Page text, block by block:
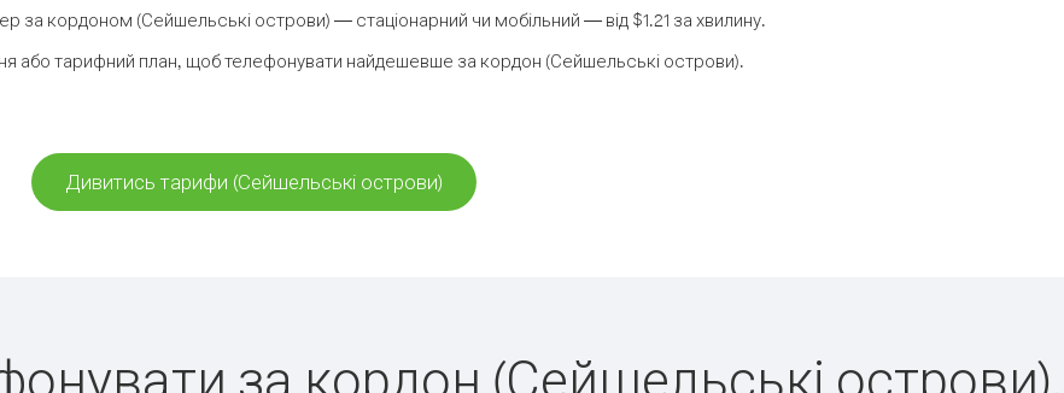
за кордоном (Сейшельські острови) — стаціонарний чи мобільний — від $1.21 за хвилину.
або тарифний план, щоб телефонувати найдешевше за кордон (Сейшельські острови).
Дивитись тарифи (Сейшельські острови)
за кордон (Сейшельські острови).